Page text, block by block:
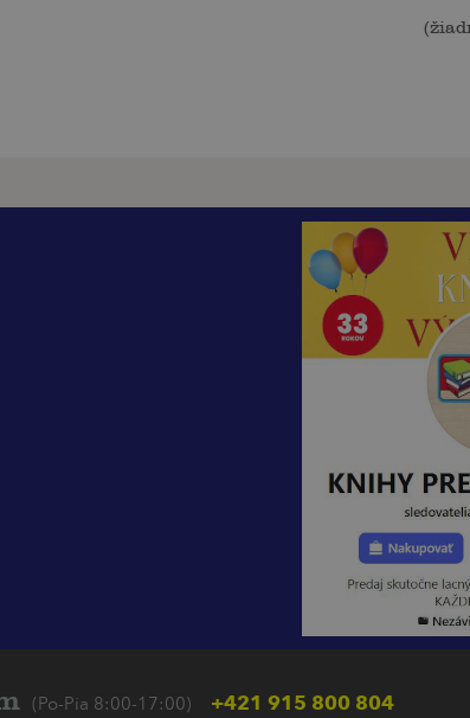
(
(Po-Pia 8:00-17:00) +421 915 800 804